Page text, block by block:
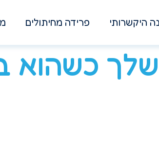
היקשרותי פרידה מחיתולים
כשהוא